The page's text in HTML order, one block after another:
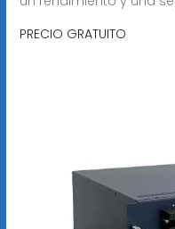
PRECIO GRATUITO